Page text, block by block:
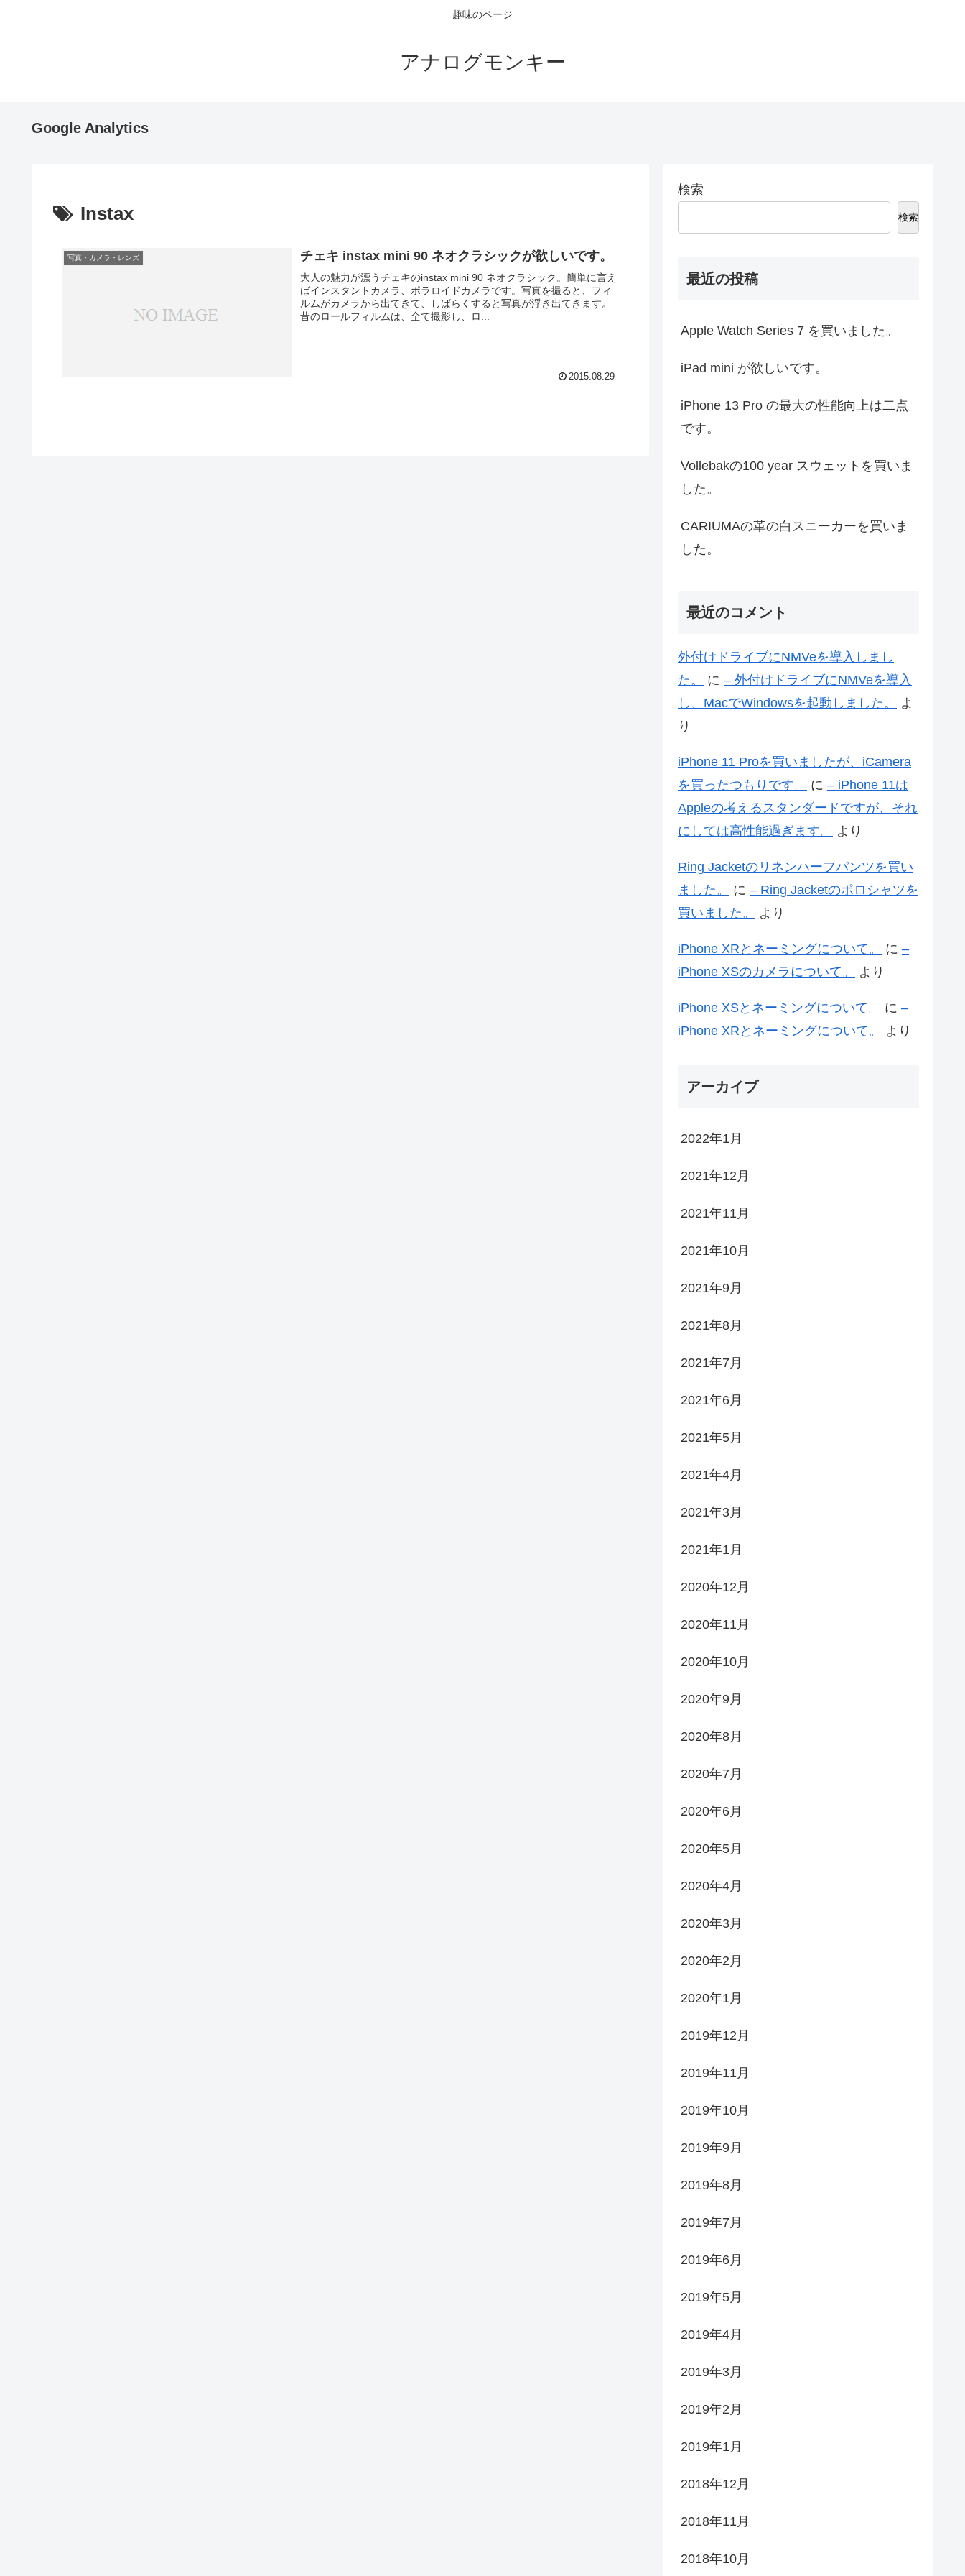
趣味のページ
アナログモンキー
Google Analytics
Instax
写真・カメラ・レンズ チェキ instax mini 90 ネオクラシックが欲しいです。
大人の魅力が漂うチェキのinstax mini 90 ネオクラシック。簡単に言え
ばインスタントカメラ、ポラロイドカメラです。写真を撮ると、フィ
ルムがカメラから出てきて、しばらくすると写真が浮き出てきます。
昔のロールフィルムは、全て撮影し、ロ...
2015.08.29
検索
検索
最近の投稿
Apple Watch Series 7 を買いました。
iPad mini が欲しいです。
iPhone 13 Pro の最大の性能向上は二点
です。
Vollebakの100 year スウェットを買いま
した。
CARIUMAの革の白スニーカーを買いま
した。
最近のコメント
外付けドライブにNMVeを導入しまし
た。
に – 外付けドライブにNMVeを導入
し、MacでWindowsを起動しました。
よ
り
iPhone 11 Proを買いましたが、iCamera
を買ったつもりです。
に – iPhone 11は
Appleの考えるスタンダードですが、それ
にしては高性能過ぎます。
より
Ring Jacketのリネンハーフパンツを買い
ました。
に – Ring Jacketのポロシャツを
買いました。
より
iPhone XRとネーミングについて。 に –
iPhone XSのカメラについて。
より
iPhone XSとネーミングについて。 に –
iPhone XRとネーミングについて。
より
アーカイブ
2022年1月
2021年12月
2021年11月
2021年10月
2021年9月
2021年8月
2021年7月
2021年6月
2021年5月
2021年4月
2021年3月
2021年1月
2020年12月
2020年11月
2020年10月
2020年9月
2020年8月
2020年7月
2020年6月
2020年5月
2020年4月
2020年3月
2020年2月
2020年1月
2019年12月
2019年11月
2019年10月
2019年9月
2019年8月
2019年7月
2019年6月
2019年5月
2019年4月
2019年3月
2019年2月
2019年1月
2018年12月
2018年11月
2018年10月